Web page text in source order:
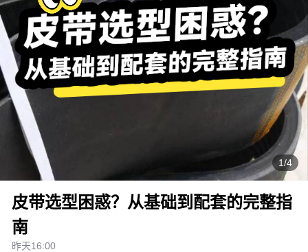
1/4
皮带选型困惑？从基础到配套的完整指
南
昨天16:00